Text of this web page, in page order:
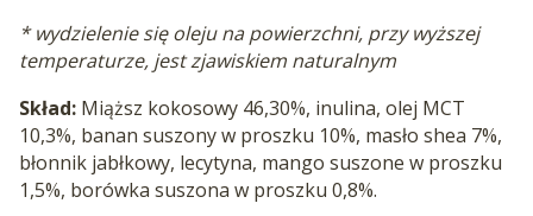
* wydzielenie się oleju na powierzchni, przy wyższej
temperaturze, jest zjawiskiem naturalnym
Skład: Miąższ kokosowy 46,30%, inulina, olej MCT
10,3%, banan suszony w proszku 10%, masło shea 7%,
błonnik jabłkowy, lecytyna, mango suszone w proszku
1,5%, borówka suszona w proszku 0,8%.